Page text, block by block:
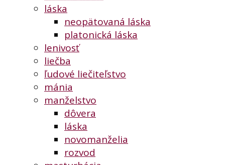
láska
neopätovaná láska
platonická láska
lenivosť
liečba
ľudové liečiteľstvo
mánia
manželstvo
dôvera
láska
novomanželia
rozvod